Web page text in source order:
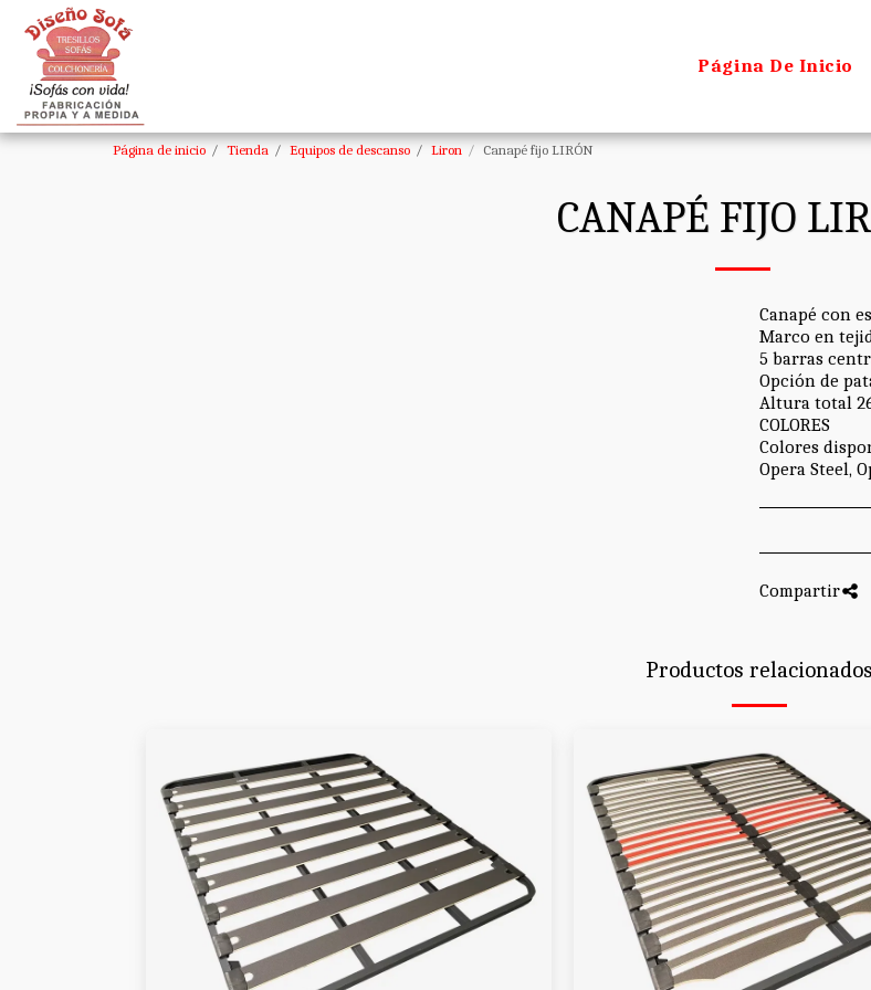
Página De Inicio
Página de inicio Tienda Equipos de descanso Liron Canapé fijo LIRÓN
CANAPÉ FIJO
Canapé con
Marco en
5 barras
Opción de
Altura total
COLORES
Colores
Opera Steel,
Compartir
Productos relacionados